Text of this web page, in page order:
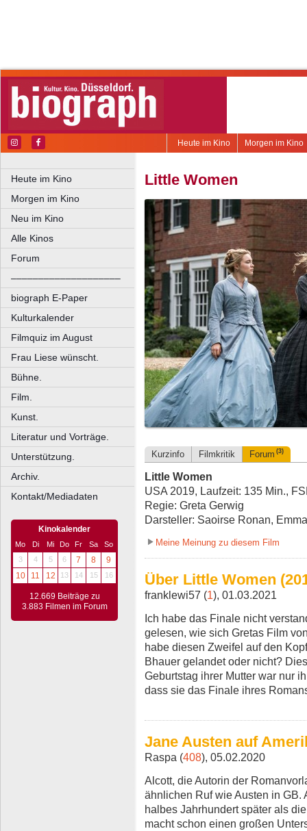
Morgen im Kino
Heute im Kino
Heute im Kino
Morgen im Kino
Neu im Kino
Alle Kinos
Forum
––––––––––––––––––––
biograph E-Paper
Kulturkalender
Filmquiz im August
Frau Liese wünscht.
Bühne.
Film.
Kunst.
Literatur und Vorträge.
Unterstützung.
Archiv.
Kontakt/Mediadaten
Kinokalender
Mo Di Mi Do Fr Sa
So
3
4 5 6 7 8
9
10
11 12 13 14 15 16
12.669 Beiträge zu
3.883 Filmen im Forum
Little Women
Kurzinfo Filmkritik Forum (3)
Little Women
USA 2019, Laufzeit: 135 Min.,
Regie: Greta Gerwig
Darsteller: Saoirse Ronan,
Meine Meinung zu diesem Film
Über Little Women
franklewi57 (1), 01.03.2021
Ich habe das Finale nicht
gelesen, wie sich Gretas Film
habe diesen Zweifel auf den
Bhauer gelandet oder nicht?
Geburtstag ihrer Mutter war nur
dass sie das Finale ihres
Jane Austen auf
Raspa (408), 05.02.2020
Alcott, die Autorin der
ähnlichen Ruf wie Austen in
halbes Jahrhundert später als
macht schon einen großen